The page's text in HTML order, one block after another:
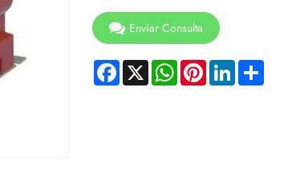
Enviar Consulta
Facebook
X WhatsApp
PinterestLinkedInShare